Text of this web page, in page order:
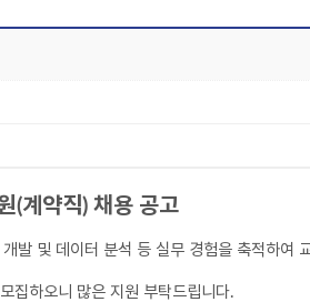
(계약직) 채용 공고
발 및 데이터 분석 등 실무 경험을 축적하여
집하오니 많은 지원 부탁드립니다.